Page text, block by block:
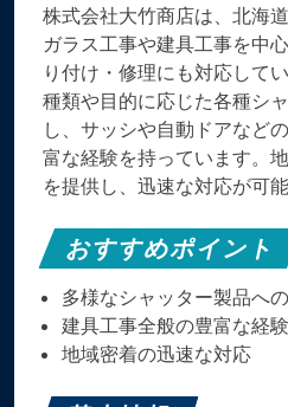
株式会社大竹商店は、北海
ガラス工事や建具工事を中
り付け・修理にも対応して
種類や目的に応じた各種シ
し、サッシや自動ドアなど
富な経験を持っています。​
を提供し、迅速な対応が可能
おすすめポイント
多様なシャッター製品へ
建具工事全般の豊富な経験
地域密着の迅速な対応